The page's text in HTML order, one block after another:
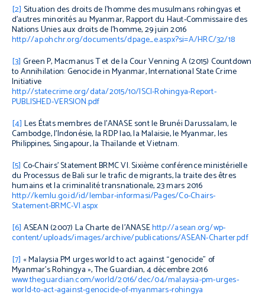
[2] Situation des droits de l’homme des musulmans rohingyas et
d’autres minorités au Myanmar,Rapport du Haut-Commissaire des
Nations Unies aux droits de l'homme, 29 juin 2016
http://ap.ohchr.org/documents/dpage_e.aspx?si=A/HRC/32/18
[3] Green P, Macmanus T et de la Cour Venning A (2015) Countdown
to Annihilation: Genocide in Myanmar,International State Crime
Initiative
http://statecrime.org/data/2015/10/ISCI-Rohingya-Report-
PUBLISHED-VERSION.pdf
[4] Les États membres de l’ANASE sont le Brunéi Darussalam, le
Cambodge, l’Indonésie, la RDP lao, la Malaisie, le Myanmar, les
Philippines, Singapour, la Thaïlande et Vietnam.
[5] Co-Chairs’ Statement BRMC VI. Sixième conférence ministérielle
du Processus de Bali sur le trafic de migrants, la traite des êtres
humains et la criminalité transnationale, 23 mars 2016
http://kemlu.go.id/id/lembar-informasi/Pages/Co-Chairs-
Statement-BRMC-VI.aspx
[6] ASEAN (2007) La Charte de l’ANASEhttp://asean.org/wp-
content/uploads/images/archive/publications/ASEAN-Charter.pdf
[7] « Malaysia PM urges world to act against “genocide” of
Myanmar’s Rohingya »,The Guardian, 4 décembre 2016
www.theguardian.com/world/2016/dec/04/malaysia-pm-urges-
world-to-act-against-genocide-of-myanmars-rohingya